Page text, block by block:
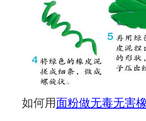
如何用面粉做无毒无害